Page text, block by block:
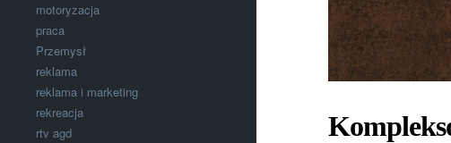
motoryzacja
praca
Przemysł
reklama
reklama i marketing
rekreacja
rtv agd